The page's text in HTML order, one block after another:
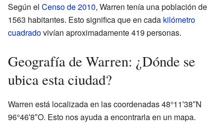
Según el Censo de 2010, Warren tenía una población de
1563 habitantes. Esto significa que en cada kilómetro
cuadradovivían aproximadamente 419 personas.
Geografía de Warren: ¿Dónde se
ubica esta ciudad?
Warren está localizada en las coordenadas 48°11′38″N
96°46′8″O. Esto nos ayuda a encontrarla en un mapa.